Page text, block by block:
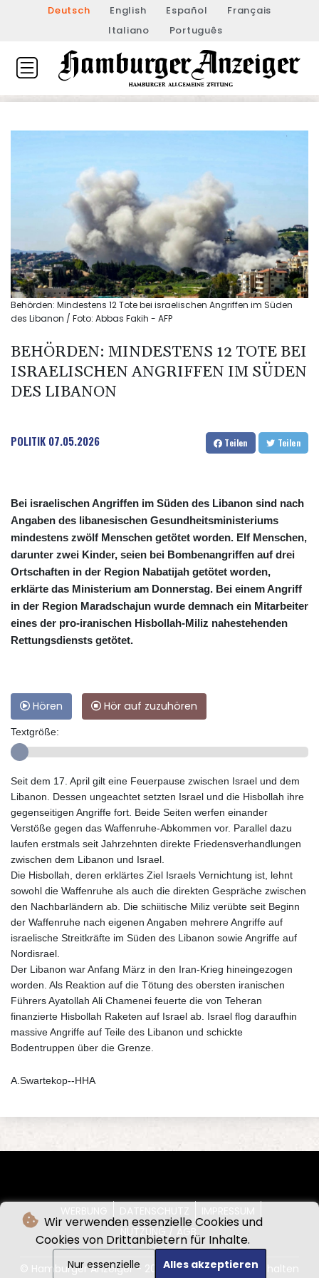
Wir verwenden essenzielle Cookies und
Cookies von Drittanbietern für Inhalte.
Nur essenzielle Alles akzeptieren
Deutsch English Español
Français
Italiano
Português
Behörden: Mindestens 12 Tote bei israelischen Angriffen im Süden
des Libanon / Foto: Abbas Fakih - AFP
BEHÖRDEN: MINDESTENS 12 TOTE BEI
ISRAELISCHEN ANGRIFFEN IM SÜDEN
DES LIBANON
POLITIK 07.05.2026 Teilen Teilen
Bei israelischen Angriffen im Süden des Libanon sind nach
Angaben des libanesischen Gesundheitsministeriums
mindestens zwölf Menschen getötet worden. Elf Menschen,
darunter zwei Kinder, seien bei Bombenangriffen auf drei
Ortschaften in der Region Nabatijah getötet worden,
erklärte das Ministerium am Donnerstag. Bei einem Angriff
in der Region Maradschajun wurde demnach ein Mitarbeiter
eines der pro-iranischen Hisbollah-Miliz nahestehenden
Rettungsdiensts getötet.
Hören Hör auf zuzuhören
Textgröße:
Seit dem 17. April gilt eine Feuerpause zwischen Israel und dem
Libanon. Dessen ungeachtet setzten Israel und die Hisbollah ihre
gegenseitigen Angriffe fort. Beide Seiten werfen einander
Verstöße gegen das Waffenruhe-Abkommen vor. Parallel dazu
laufen erstmals seit Jahrzehnten direkte Friedensverhandlungen
zwischen dem Libanon und Israel.
Die Hisbollah, deren erklärtes Ziel Israels Vernichtung ist, lehnt
sowohl die Waffenruhe als auch die direkten Gespräche zwischen
den Nachbarländern ab. Die schiitische Miliz verübte seit Beginn
der Waffenruhe nach eigenen Angaben mehrere Angriffe auf
israelische Streitkräfte im Süden des Libanon sowie Angriffe auf
Nordisrael.
Der Libanon war Anfang März in den Iran-Krieg hineingezogen
worden. Als Reaktion auf die Tötung des obersten iranischen
Führers Ayatollah Ali Chamenei feuerte die von Teheran
finanzierte Hisbollah Raketen auf Israel ab. Israel flog daraufhin
massive Angriffe auf Teile des Libanon und schickte
Bodentruppen über die Grenze.
A.Swartekop--HHA
WERBUNG DATENSCHUTZ
IMPRESSUM
NUTZUNG / AGB
© Hamburger Anzeiger - 2026 - Alle Rechte vorbehalten